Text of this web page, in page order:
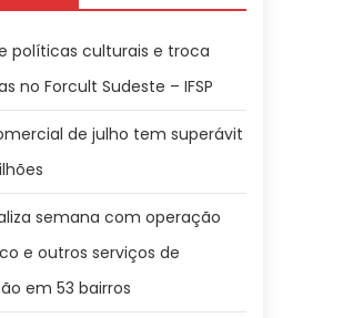
políticas culturais e troca
no Forcult Sudeste – IFSP
de julho tem superávit
semana com operação
e outros serviços de
em 53 bairros